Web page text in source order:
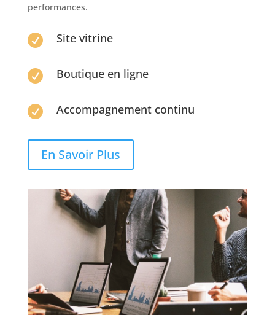
performances.
 Site vitrine
 Boutique en ligne
 Accompagnement continu
En Savoir Plus